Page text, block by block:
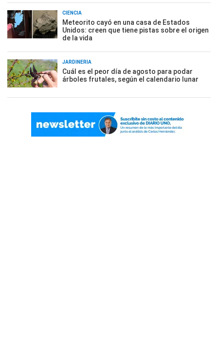
CIENCIA
Meteorito cayó en una casa de Estados
Unidos: creen que tiene pistas sobre el origen
de la vida
JARDINERÍA
Cuál es el peor día de agosto para podar
árboles frutales, según el calendario lunar